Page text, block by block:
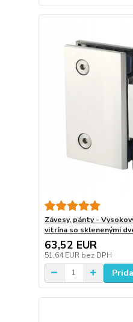
Závesy, pánty -
vitrína so sklenenými
63,52 EUR
51,64 EUR bez DPH